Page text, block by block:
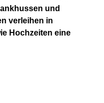
und
verleihen in
Hochzeiten eine